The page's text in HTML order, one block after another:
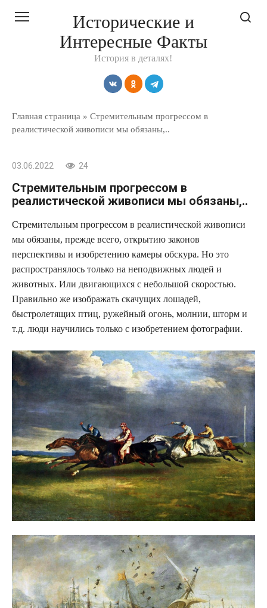
Исторические и
Интересные Факты
История в деталях!
Главная страница » Стремительным прогрессом в
реалистической живописи мы обязаны,..
03.06.2022 24
Стремительным прогрессом в
реалистической живописи мы обязаны,..
Стремительным прогрессом в реалистической живописи
мы обязаны, прежде всего, открытию законов
перспективы и изобретению камеры обскура. Но это
распространялось только на неподвижных людей и
животных. Или двигающихся с небольшой скоростью.
Правильно же изображать скачущих лошадей,
быстролетящих птиц, ружейный огонь, молнии, шторм и
т.д. люди научились только с изобретением фотографии.